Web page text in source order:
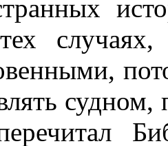
случаях,
судном,